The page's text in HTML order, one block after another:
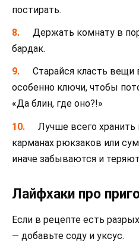
постирать.
Держать комнату в
бардак.
Старайся класть
особенно ключи, чтобы
«Да блин, где оно?!»
Лучше всего хранить
карманах рюкзаков или
иначе забываются и
Лайфхаки про
Если в рецепте есть
— добавьте соду и уксус.